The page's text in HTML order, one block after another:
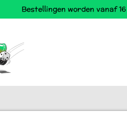
Bestellingen worden vanaf